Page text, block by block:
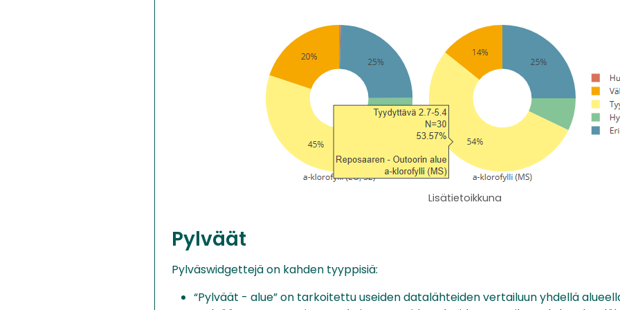
Lisätietoikkuna
Pylväät
Pylväswidgettejä on kahden tyyppisiä:
“Pylväät - alue” on tarkoitettu useiden datalähteiden vertailuun yhdellä